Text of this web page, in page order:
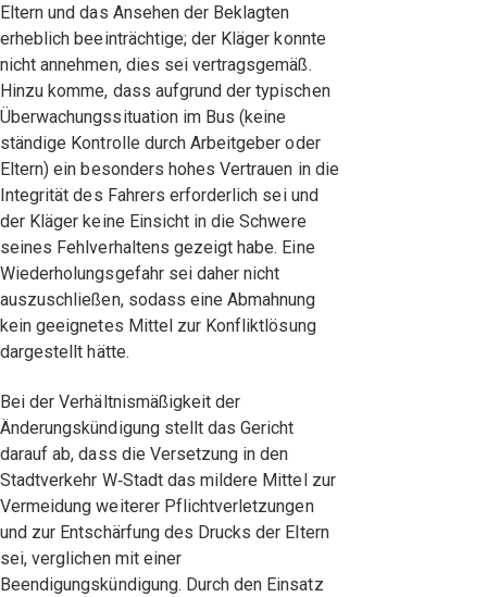
Eltern und das Ansehen der Beklagten
erheblich beeinträchtige; der Kläger konnte
nicht annehmen, dies sei vertragsgemäß.
Hinzu komme, dass aufgrund der typischen
Überwachungssituation im Bus (keine
ständige Kontrolle durch Arbeitgeber oder
Eltern) ein besonders hohes Vertrauen in die
Integrität des Fahrers erforderlich sei und
der Kläger keine Einsicht in die Schwere
seines Fehlverhaltens gezeigt habe. Eine
Wiederholungsgefahr sei daher nicht
auszuschließen, sodass eine Abmahnung
kein geeignetes Mittel zur Konfliktlösung
dargestellt hätte.
Bei der Verhältnismäßigkeit der
Änderungskündigung stellt das Gericht
darauf ab, dass die Versetzung in den
Stadtverkehr W‑Stadt das mildere Mittel zur
Vermeidung weiterer Pflichtverletzungen
und zur Entschärfung des Drucks der Eltern
sei, verglichen mit einer
Beendigungskündigung. Durch den Einsatz